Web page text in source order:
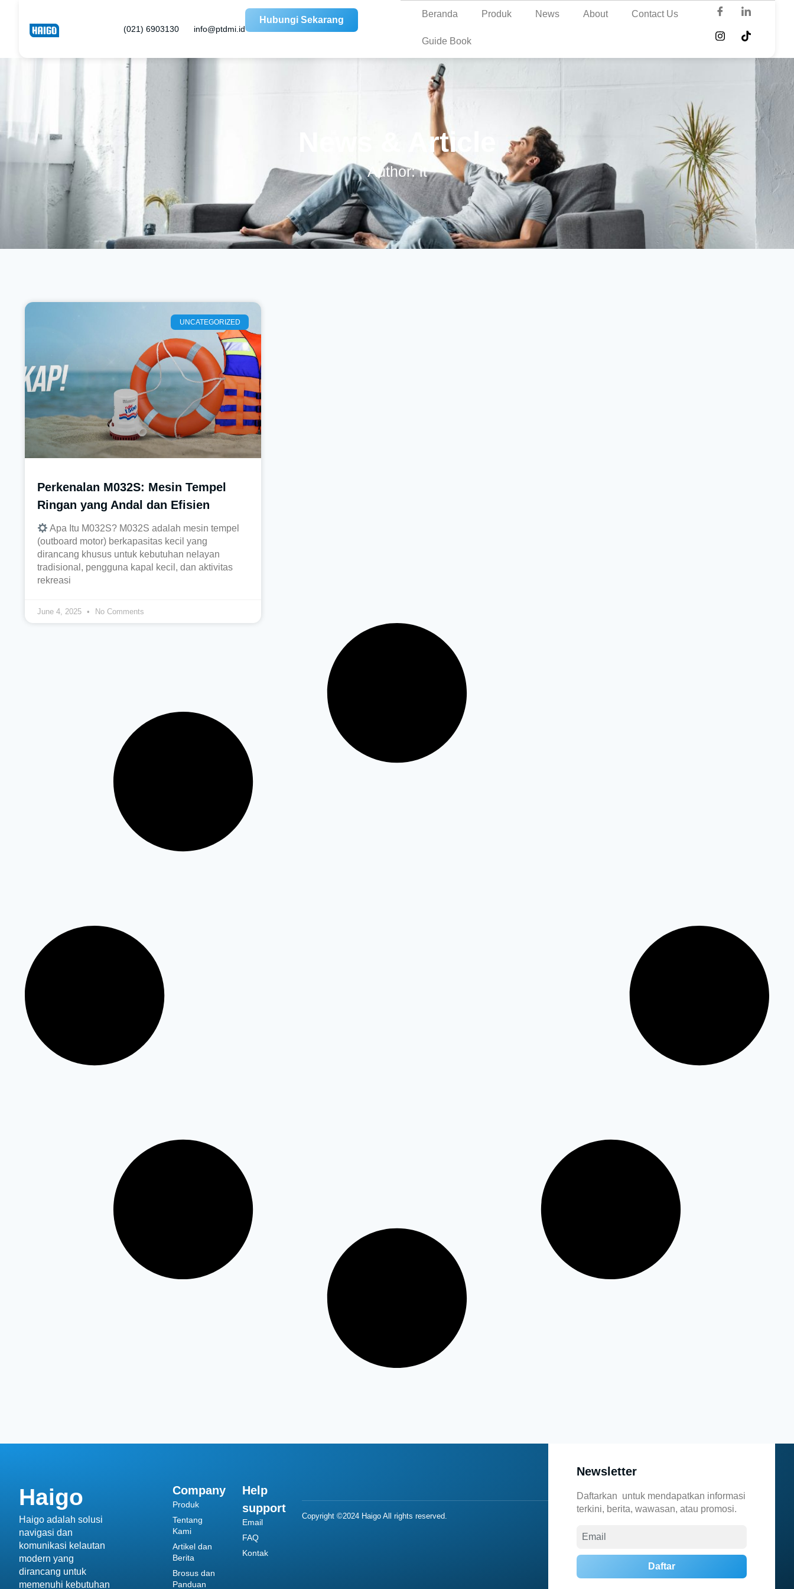
(021) 6903130 info@ptdmi.id
Hubungi Sekarang
Beranda Produk News About Contact Us
Guide Book
News & Article
Author:it
UNCATEGORIZED
Perkenalan M032S: Mesin Tempel
Ringan yang Andal dan Efisien
Apa Itu M032S? M032S adalah mesin tempel
(outboard motor) berkapasitas kecil yang
dirancang khusus untuk kebutuhan nelayan
tradisional, pengguna kapal kecil, dan aktivitas
rekreasi
June 4, 2025 No Comments
Haigo
Haigo adalah solusi
navigasi dan
komunikasi kelautan
modern yang
dirancang untuk
memenuhi kebutuhan
Company
Produk
Tentang
Kami
Artikel dan
Berita
Brosus dan
Panduan
Help
support
Email
FAQ
Kontak
Copyright ©2024 Haigo All rights reserved.
Newsletter
Daftarkan untuk mendapatkan informasi
terkini, berita, wawasan, atau promosi.
Daftar